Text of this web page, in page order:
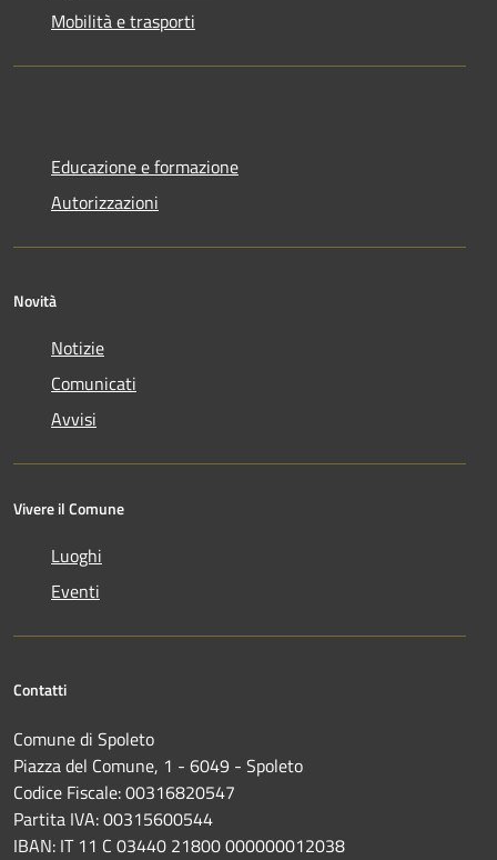
Mobilità e trasporti
Educazione e formazione
Autorizzazioni
Novità
Notizie
Comunicati
Avvisi
Vivere il Comune
Luoghi
Eventi
Contatti
Comune di Spoleto
Piazza del Comune, 1 - 6049 - Spoleto
Codice Fiscale: 00316820547
Partita IVA: 00315600544
IBAN: IT 11 C 03440 21800 000000012038